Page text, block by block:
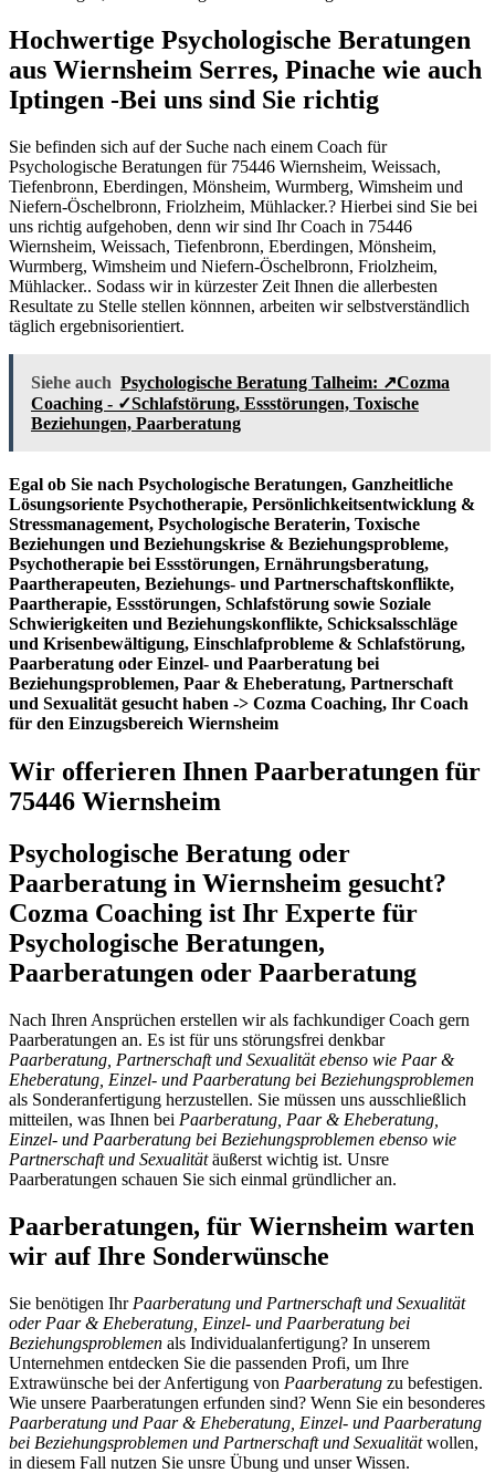
Hochwertige Psychologische Beratungen
aus Wiernsheim Serres, Pinache wie auch
Iptingen -Bei uns sind Sie richtig
Sie befinden sich auf der Suche nach einem Coach für
Psychologische Beratungen für 75446 Wiernsheim, Weissach,
Tiefenbronn, Eberdingen, Mönsheim, Wurmberg, Wimsheim und
Niefern-Öschelbronn, Friolzheim, Mühlacker.? Hierbei sind Sie bei
uns richtig aufgehoben, denn wir sind Ihr Coach in 75446
Wiernsheim, Weissach, Tiefenbronn, Eberdingen, Mönsheim,
Wurmberg, Wimsheim und Niefern-Öschelbronn, Friolzheim,
Mühlacker.. Sodass wir in kürzester Zeit Ihnen die allerbesten
Resultate zu Stelle stellen könnnen, arbeiten wir selbstverständlich
täglich ergebnisorientiert.
Siehe auch Psychologische Beratung Talheim: ↗️Cozma
Coaching - ✓Schlafstörung, Essstörungen, Toxische
Beziehungen, Paarberatung
Egal ob Sie nach Psychologische Beratungen, Ganzheitliche
Lösungsoriente Psychotherapie, Persönlichkeitsentwicklung &
Stressmanagement, Psychologische Beraterin, Toxische
Beziehungen und Beziehungskrise & Beziehungsprobleme,
Psychotherapie bei Essstörungen, Ernährungsberatung,
Paartherapeuten, Beziehungs- und Partnerschaftskonflikte,
Paartherapie, Essstörungen, Schlafstörung sowie Soziale
Schwierigkeiten und Beziehungskonflikte, Schicksalsschläge
und Krisenbewältigung, Einschlafprobleme & Schlafstörung,
Paarberatung oder Einzel- und Paarberatung bei
Beziehungsproblemen, Paar & Eheberatung, Partnerschaft
und Sexualität gesucht haben -> Cozma Coaching, Ihr Coach
für den Einzugsbereich Wiernsheim
Wir offerieren Ihnen Paarberatungen für
75446 Wiernsheim
Psychologische Beratung oder
Paarberatung in Wiernsheim gesucht?
Cozma Coaching ist Ihr Experte für
Psychologische Beratungen,
Paarberatungen oder Paarberatung
Nach Ihren Ansprüchen erstellen wir als fachkundiger Coach gern
Paarberatungen an. Es ist für uns störungsfrei denkbar
Paarberatung, Partnerschaft und Sexualität ebenso wie Paar &
Eheberatung, Einzel- und Paarberatung bei Beziehungsproblemen
als Sonderanfertigung herzustellen. Sie müssen uns ausschließlich
mitteilen, was Ihnen bei Paarberatung, Paar & Eheberatung,
Einzel- und Paarberatung bei Beziehungsproblemen ebenso wie
Partnerschaft und Sexualitätäußerst wichtig ist. Unsre
Paarberatungen schauen Sie sich einmal gründlicher an.
Paarberatungen, für Wiernsheim warten
wir auf Ihre Sonderwünsche
Sie benötigen Ihr Paarberatung und Partnerschaft und Sexualität
oder Paar & Eheberatung, Einzel- und Paarberatung bei
Beziehungsproblemen als Individualanfertigung? In unserem
Unternehmen entdecken Sie die passenden Profi, um Ihre
Extrawünsche bei der Anfertigung von Paarberatung zu befestigen.
Wie unsere Paarberatungen erfunden sind? Wenn Sie ein besonderes
Paarberatung und Paar & Eheberatung, Einzel- und Paarberatung
bei Beziehungsproblemen und Partnerschaft und Sexualitätwollen,
in diesem Fall nutzen Sie unsre Übung und unser Wissen.